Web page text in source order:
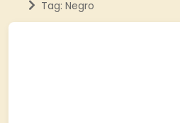
Tag: Negro